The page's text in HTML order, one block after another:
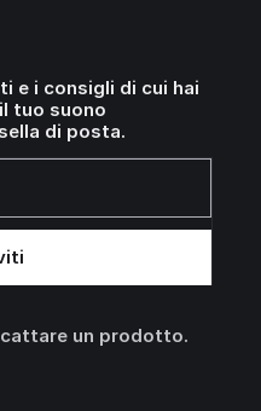
e i consigli di cui hai
tuo suono
di posta.
un prodotto.